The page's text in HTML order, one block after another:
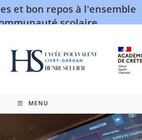
et bon repos à l'ensemble
scolaire
MENU